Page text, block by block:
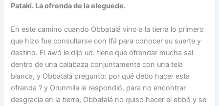
Patakí. La ofrenda de la eleguede.
En este camino cuando Obbatalá vino a la tierra lo primero
que hizo fue consultarse con Ifá para conocer su suerte y
destino. El awó le dijo ud. tiene que ofrendar mucha sal
dentro de una calabaza conjuntamente con una tela
blanca, y Obbatalá pregunto: por qué debo hacer esta
ofrenda ? y Orunmila le respondió, para no encontrar
desgracia en la tierra, Obbatalá no quiso hacer el ebbó y se